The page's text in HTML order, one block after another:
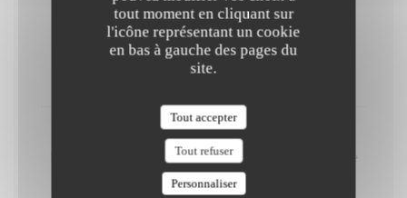
tout moment en cliquant sur
l'icône représentant un cookie
en bas à gauche des pages du
site.
Tout accepter
Tout refuser
Personnaliser
Saveurs de Méditerranée
Poulpe entier grillé
Poulpe tendre grillé, servi avec une sauce vierge et purée de
patate douce